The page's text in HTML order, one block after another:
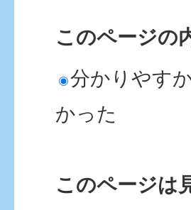
このページの
分かりやす
かった
このページは